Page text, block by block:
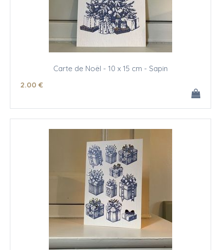
Carte de Noël - 10 x 15 cm - Sapin
2.00 €